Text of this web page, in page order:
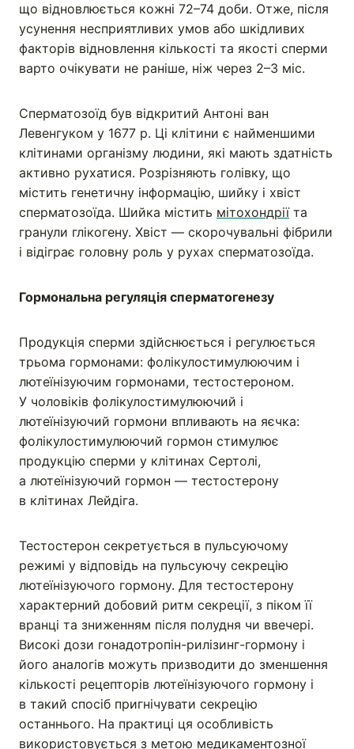
що відновлюється кожні 72–74 доби. Отже, після
усунення несприятливих умов або шкідливих
факторів відновлення кількості та якості сперми
варто очікувати не раніше, ніж через 2–3 міс.
Сперматозоїд був відкритий Антоні ван
Левенгуком у 1677 р. Ці клітини є найменшими
клітинами організму людини, які мають здатність
активно рухатися. Розрізняють голівку, що
містить генетичну інформацію, шийку і хвіст
сперматозоїда. Шийка містить мітохондріїта
гранули глікогену. Хвіст — скорочувальні фібрили
і відіграє головну роль у рухах сперматозоїда.
Гормональна регуляція сперматогенезу
Продукція сперми здійснюється і регулюється
трьома гормонами: фолікулостимулюючим і
лютеїнізуючим гормонами, тестостероном.
У чоловіків фолікулостимулюючий і
лютеїнізуючий гормони впливають на яєчка:
фолікулостимулюючий гормон стимулює
продукцію сперми у клітинах Сертолі,
а лютеїнізуючий гормон — тестостерону
в клітинах Лейдіга.
Тестостерон секретується в пульсуючому
режимі у відповідь на пульсуючу секрецію
лютеїнізуючого гормону. Для тестостерону
характерний добовий ритм секреції, з піком її
вранці та зниженням після полудня чи ввечері.
Високі дози гонадотропін-рилізинг-гормону і
його аналогів можуть призводити до зменшення
кількості рецепторів лютеїнізуючого гормону і
в такий спосіб пригнічувати секрецію
останнього. На практиці ця особливість
використовується з метою медикаментозної